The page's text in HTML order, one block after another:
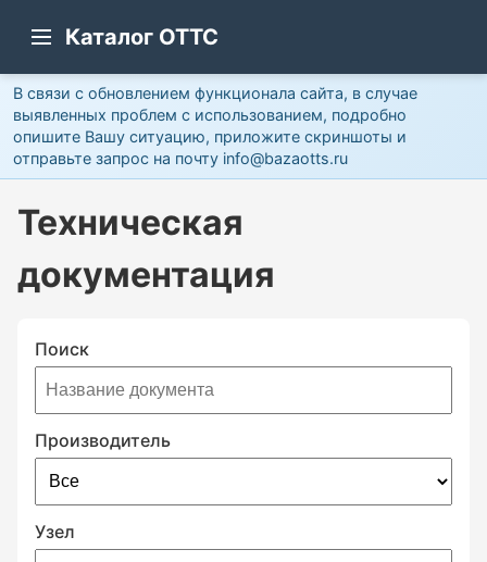
Каталог ОТТС
В связи с обновлением функционала сайта, в случае
выявленных проблем с использованием, подробно
опишите Вашу ситуацию, приложите скриншоты и
отправьте запрос на почту info@bazaotts.ru
Техническая
документация
Поиск
Производитель
Узел